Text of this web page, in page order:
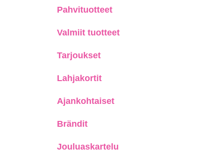
Pahvituotteet
Valmiit tuotteet
Tarjoukset
Lahjakortit
Ajankohtaiset
Brändit
Jouluaskartelu